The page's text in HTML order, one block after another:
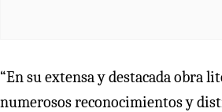
“En su extensa y destacada obra
numerosos reconocimientos y